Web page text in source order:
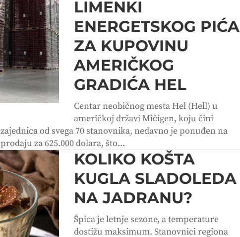
LIMENKI
ENERGETSKOG PIĆA
ZA KUPOVINU
AMERIČKOG
GRADIĆA HEL
Centar neobičnog mesta Hel (Hell) u
američkoj državi Mičigen, koju čini
zajednica od svega 70 stanovnika, nedavno je ponuđen na
prodaju za 625.000 dolara, što...
KOLIKO KOŠTA
KUGLA SLADOLEDA
NA JADRANU?
Špica je letnje sezone, a temperature
dostižu maksimum. Stanovnici regiona